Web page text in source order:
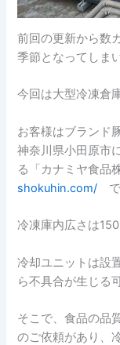
前回の更新から数
季節となってしま
今回は大型冷凍倉
お客様はブランド
神奈川県小田原市
る「カナミヤ食品
shokuhin.com/ で
冷凍庫内広さは
冷却ユニットは設
ら不具合が生じる
そこで、食品の品
のご依頼があり、